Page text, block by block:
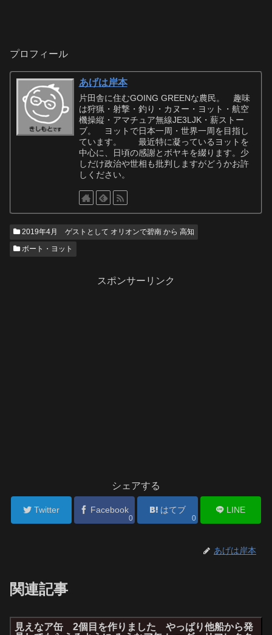
プロフィール
あげは岸本
片田舎に住むGOING GREENな農民。 趣味
は狩猟・射撃・釣り・カヌー・ヨット・航空
機操縦・アマチュア無線JE3LJK・薪ストー
ブ。 ヨットで日本一周・世界一周を目指し
ています。 最近特に凝っているヨットを
中心に、日頃の感謝とボヤキを綴ります。少
しだけ政治や世相も批判しますがどうかお許
しください。
2019年4月 ゲストとして オリオンで碧南 から 高知
ボート・ヨット
スポンサーリンク
シェアする
Twitter Facebook
0
はてブ
0
LINE
あげは岸本
関連記事
見えなア缶 2個目を作りました やっぱり他船から発